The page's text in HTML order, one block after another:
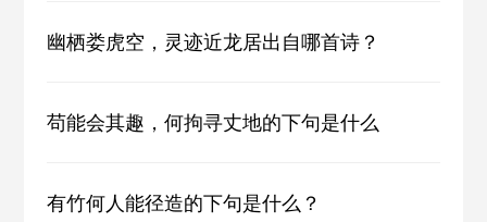
幽栖娄虎空，灵迹近龙居出自哪首诗？
苟能会其趣，何拘寻丈地的下句是什么
有竹何人能径造的下句是什么？